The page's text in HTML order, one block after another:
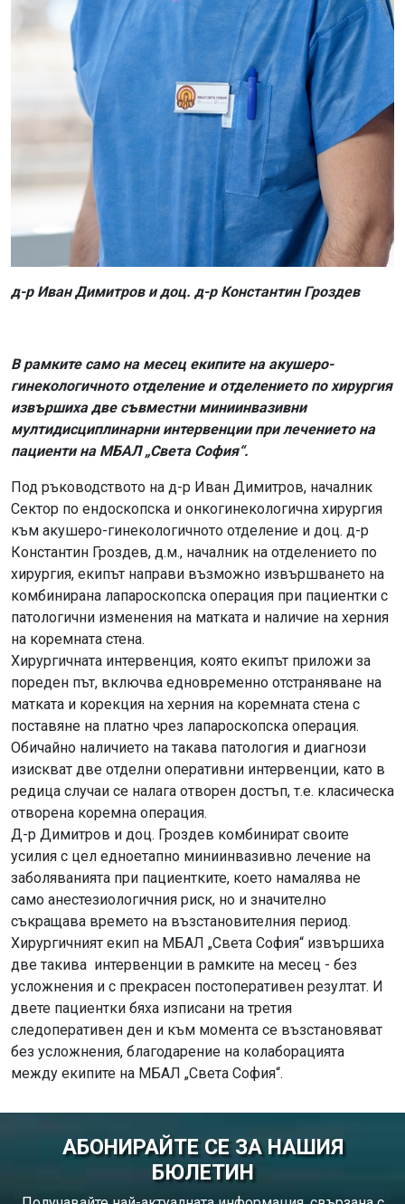
д-р Иван Димитров и доц. д-р Константин Гроздев
В рамките само на месец екипите на акушеро-
гинекологичното отделение и отделението по хирургия
извършиха две съвместни миниинвазивни
мултидисциплинарни интервенции при лечението на
пациенти на МБАЛ „Света София“.
Под ръководството на д-р Иван Димитров, началник
Сектор по ендоскопска и онкогинекологична хирургия
към акушеро-гинекологичното отделение и доц. д-р
Константин Гроздев, д.м., началник на отделението по
хирургия, екипът направи възможно извършването на
комбинирана лапароскопска операция при пациентки с
патологични изменения на матката и наличие на херния
на коремната стена.
Хирургичната интервенция, която екипът приложи за
пореден път, включва едновременно отстраняване на
матката и корекция на херния на коремната стена с
поставяне на платно чрез лапароскопска операция.
Обичайно наличието на такава патология и диагнози
изискват две отделни оперативни интервенции, като в
редица случаи се налага отворен достъп, т.е. класическа
отворена коремна операция.
Д-р Димитров и доц. Гроздев комбинират своите
усилия с цел едноетапно миниинвазивно лечение на
заболяванията при пациентките, което намалява не
само анестезиологичния риск, но и значително
съкращава времето на възстановителния период.
Хирургичният екип на МБАЛ „Света София“ извършиха
две такива интервенции в рамките на месец - без
усложнения и с прекрасен постоперативен резултат. И
двете пациентки бяха изписани на третия
следоперативен ден и към момента се възстановяват
без усложнения, благодарение на колаборацията
между екипите на МБАЛ „Света София“.
АБОНИРАЙТЕ СЕ ЗА НАШИЯ
БЮЛЕТИН